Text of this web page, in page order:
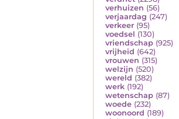
verhuizen (56)
verjaardag (247)
verkeer (95)
voedsel (130)
vriendschap (925)
vrijheid (642)
vrouwen (315)
welzijn (520)
wereld (382)
werk (192)
wetenschap (87)
woede (232)
woonoord (189)